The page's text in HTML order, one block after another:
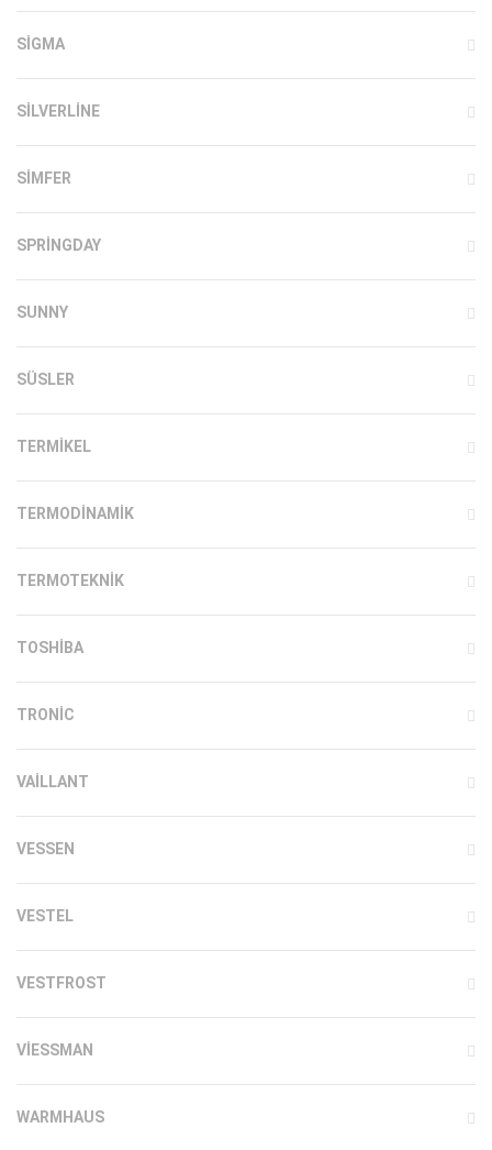
SIGMA
SILVERLINE
SIMFER
SPRINGDAY
SUNNY
SÜSLER
TERMIKEL
TERMODINAMIK
TERMOTEKNIK
TOSHIBA
TRONIC
VAILLANT
VESSEN
VESTEL
VESTFROST
VIESSMAN
WARMHAUS